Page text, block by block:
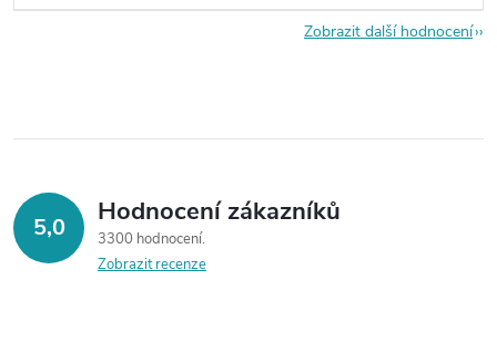
Zobrazit další hodnocení
5,0 Hodnocení zákazníků
3300 hodnocení
Zobrazit recenze